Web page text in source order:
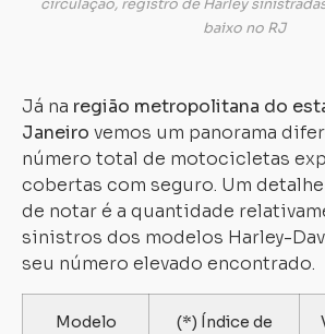
circulação, registro de Harley
baixo no RJ
Já na região metropolitana do
Janeiro vemos um panorama
número total de motocicletas
cobertas com seguro. Um
de notar é a quantidade
sinistros dos modelos Harley-
seu número elevado encontrado.
Modelo
(*) Índice de